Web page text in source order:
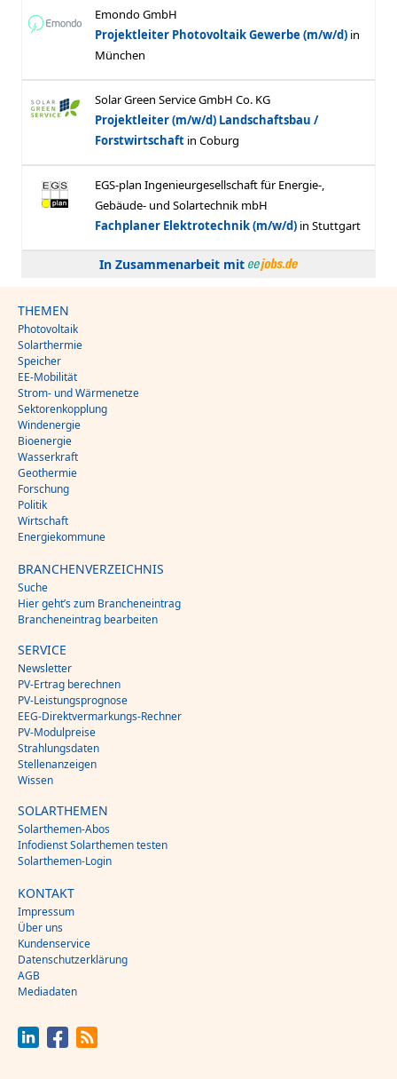
In Zusammenarbeit mit
THEMEN
Photovoltaik
Solarthermie
Speicher
EE-Mobilität
Strom- und Wärmenetze
Sektorenkopplung
Windenergie
Bioenergie
Wasserkraft
Geothermie
Forschung
Politik
Wirtschaft
Energiekommune
BRANCHENVERZEICHNIS
Suche
Hier geht’s zum Brancheneintrag
Brancheneintrag bearbeiten
SERVICE
Newsletter
PV-Ertrag berechnen
PV-Leistungsprognose
EEG-Direktvermarkungs-Rechner
PV-Modulpreise
Strahlungsdaten
Stellenanzeigen
Wissen
SOLARTHEMEN
Solarthemen-Abos
Infodienst Solarthemen testen
Solarthemen-Login
KONTAKT
Impressum
Über uns
Kundenservice
Datenschutzerklärung
AGB
Mediadaten